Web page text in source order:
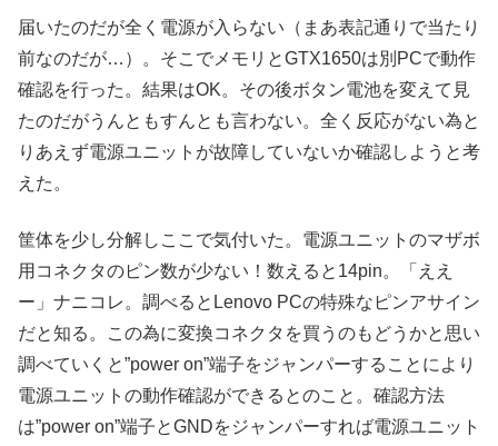
届いたのだが全く電源が入らない（まあ表記通りで当たり
前なのだが…）。そこでメモリとGTX1650は別PCで動作
確認を行った。結果はOK。その後ボタン電池を変えて見
たのだがうんともすんとも言わない。全く反応がない為と
りあえず電源ユニットが故障していないか確認しようと考
えた。
筐体を少し分解しここで気付いた。電源ユニットのマザボ
用コネクタのピン数が少ない！数えると14pin。「ええ
ー」ナニコレ。調べるとLenovo PCの特殊なピンアサイン
だと知る。この為に変換コネクタを買うのもどうかと思い
調べていくと”power on”端子をジャンパーすることにより
電源ユニットの動作確認ができるとのこと。確認方法
は”power on”端子とGNDをジャンパーすれば電源ユニット